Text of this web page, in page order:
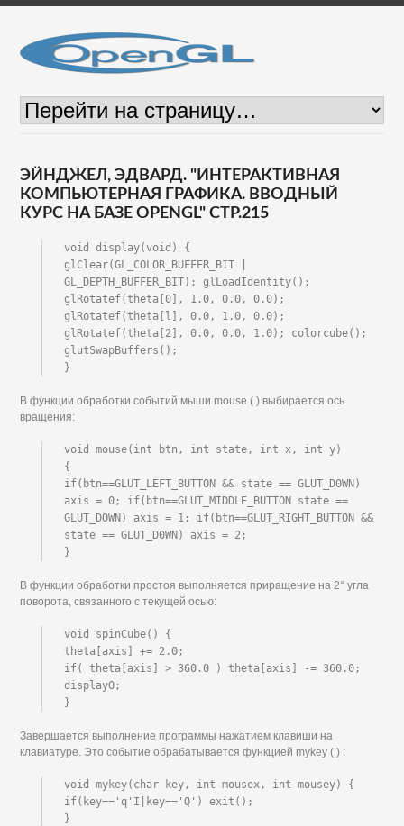
ЭЙНДЖЕЛ, ЭДВАРД. "ИНТЕРАКТИВНАЯ
КОМПЬЮТЕРНАЯ ГРАФИКА. ВВОДНЫЙ
КУРС НА БАЗЕ OPENGL" СТР.215
void display(void) {
glClear(GL_COLOR_BUFFER_BIT |
GL_DEPTH_BUFFER_BIT); glLoadIdentity();
glRotatef(theta[0], 1.0, 0.0, 0.0);
glRotatef(theta[l], 0.0, 1.0, 0.0);
glRotatef(theta[2], 0.0, 0.0, 1.0); colorcube();
glutSwapBuffers();
}
В функции обработки событий мыши mouse ( ) выбирается ось
вращения:
void mouse(int btn, int state, int x, int y)
{
if(btn==GLUT_LEFT_BUTTON && state == GLUT_D0WN)
axis = 0; if(btn==GLUT_MIDDLE_BUTTON state ==
GLUT_DOWN) axis = 1; if(btn==GLUT_RIGHT_BUTTON &&
state == GLUT_D0WN) axis = 2;
}
В функции обработки простоя выполняется приращение на 2° угла
поворота, связанного с текущей осью:
void spinCube() {
theta[axis] += 2.0;
if( theta[axis] > 360.0 ) theta[axis] -= 360.0;
displayO;
}
Завершается выполнение программы нажатием клавиши на
клавиатуре. Это событие обрабатывается функцией mykey ( ) :
void mykey(char key, int mousex, int mousey) {
if(key=='q'I|key=='Q') exit();
}